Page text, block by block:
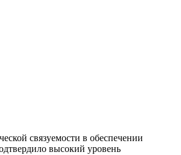
связуемости в обеспечении
высокий уровень